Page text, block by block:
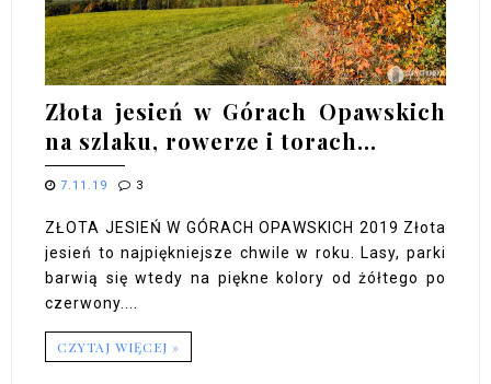
Złota jesień w Górach Opawskich
na szlaku, rowerze i torach...
7.11.19 3
ZŁOTA JESIEŃ W GÓRACH OPAWSKICH 2019 Złota
jesień to najpiękniejsze chwile w roku. Lasy, parki
barwią się wtedy na piękne kolory od żółtego po
czerwony....
CZYTAJ WIĘCEJ »